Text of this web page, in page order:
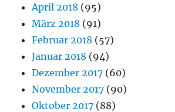
April 2018 (95)
März 2018 (91)
Februar 2018 (57)
Januar 2018 (94)
Dezember 2017 (60)
November 2017 (90)
Oktober 2017 (88)